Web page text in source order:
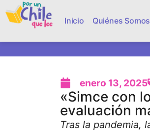
Inicio Quiénes Somos
enero 13, 2025
«Simce con
evaluación
Tras la pandemia,